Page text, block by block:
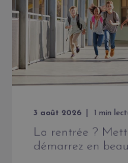
3 août 2026 1 min
La rentrée ?
démarrez en